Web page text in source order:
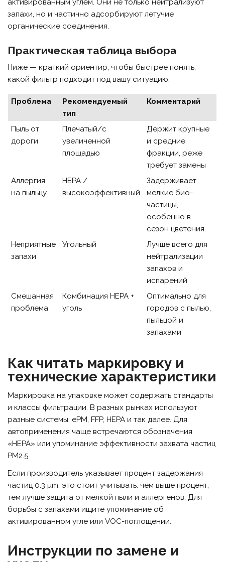
активированным углём. Они не только нейтрализуют
запахи, но и частично адсорбируют летучие
органические соединения.
Практическая таблица выбора
Ниже — краткий ориентир, чтобы быстрее понять,
какой фильтр подходит под вашу ситуацию.
Проблема
Рекомендуемый
тип
Комментарий
Пыль от
дороги
Плечатый/с
увеличенной
площадью
Держит крупные
и средние
фракции, реже
требует замены
Аллергия
на пыльцу
HEPA /
высокоэффективный
Задерживает
мелкие био-
частицы,
особенно в
сезон цветения
Неприятные
запахи
Угольный
Лучше всего для
нейтрализации
запахов и
испарений
Смешанная
проблема
Комбинация HEPA +
уголь
Оптимально для
городов с пылью,
пыльцой и
запахами
Как читать маркировку и
технические характеристики
Маркировка на упаковке может содержать стандарты
и классы фильтрации. В разных рынках используют
разные системы: ePM, FFP, HEPA и так далее. Для
автоприменения чаще встречаются обозначения
«HEPA» или упоминание эффективности захвата частиц
PM2.5.
Если производитель указывает процент задержания
частиц 0.3 µm, это стоит учитывать: чем выше процент,
тем лучше защита от мелкой пыли и аллергенов. Для
борьбы с запахами ищите упоминание об
активированном угле или VOC-поглощении.
Инструкции по замене и